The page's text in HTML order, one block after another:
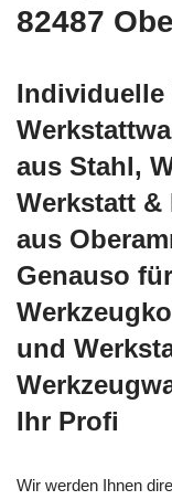
82487
Individuelle
aus Stahl,
Werkstatt &
aus
Genauso
und
Ihr Profi
Wir werden Ihnen